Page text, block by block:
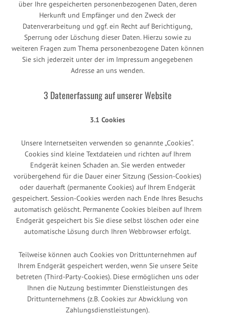
über Ihre gespeicherten personenbezogenen Daten, deren
Herkunft und Empfänger und den Zweck der
Datenverarbeitung und ggf. ein Recht auf Berichtigung,
Sperrung oder Löschung dieser Daten. Hierzu sowie zu
weiteren Fragen zum Thema personenbezogene Daten können
Sie sich jederzeit unter der im Impressum angegebenen
Adresse an uns wenden.
3 Datenerfassung auf unserer Website
3.1 Cookies
Unsere Internetseiten verwenden so genannte „Cookies“.
Cookies sind kleine Textdateien und richten auf Ihrem
Endgerät keinen Schaden an. Sie werden entweder
vorübergehend für die Dauer einer Sitzung (Session-Cookies)
oder dauerhaft (permanente Cookies) auf Ihrem Endgerät
gespeichert. Session-Cookies werden nach Ende Ihres Besuchs
automatisch gelöscht. Permanente Cookies bleiben auf Ihrem
Endgerät gespeichert bis Sie diese selbst löschen oder eine
automatische Lösung durch Ihren Webbrowser erfolgt.
Teilweise können auch Cookies von Drittunternehmen auf
Ihrem Endgerät gespeichert werden, wenn Sie unsere Seite
betreten (Third-Party-Cookies). Diese ermöglichen uns oder
Ihnen die Nutzung bestimmter Dienstleistungen des
Drittunternehmens (z.B. Cookies zur Abwicklung von
Zahlungsdienstleistungen).